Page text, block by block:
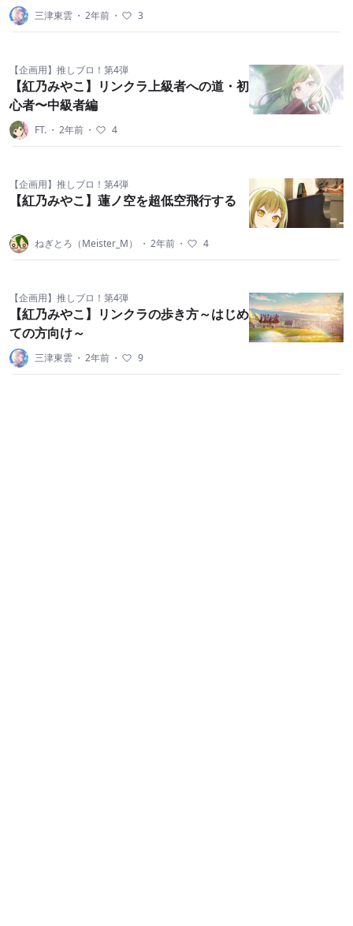
三津東雲 ・ 2年前 ・ 3
【企画用】推しブロ！第4弾
【紅乃みやこ】リンクラ上級者への道・初
心者〜中級者編
FT. ・ 2年前 ・ 4
【企画用】推しブロ！第4弾
【紅乃みやこ】蓮ノ空を超低空飛行する
ねぎとろ（Meister_M） ・ 2年前 ・ 4
【企画用】推しブロ！第4弾
【紅乃みやこ】リンクラの歩き方～はじめ
ての方向け～
三津東雲 ・ 2年前 ・ 9